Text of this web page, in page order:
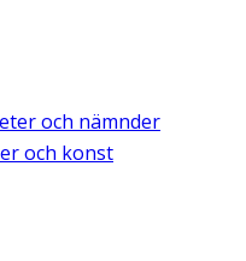
och nämnder
och konst